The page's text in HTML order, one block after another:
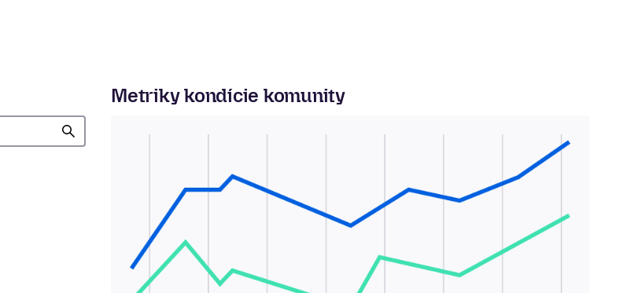
Metriky kondície komunity